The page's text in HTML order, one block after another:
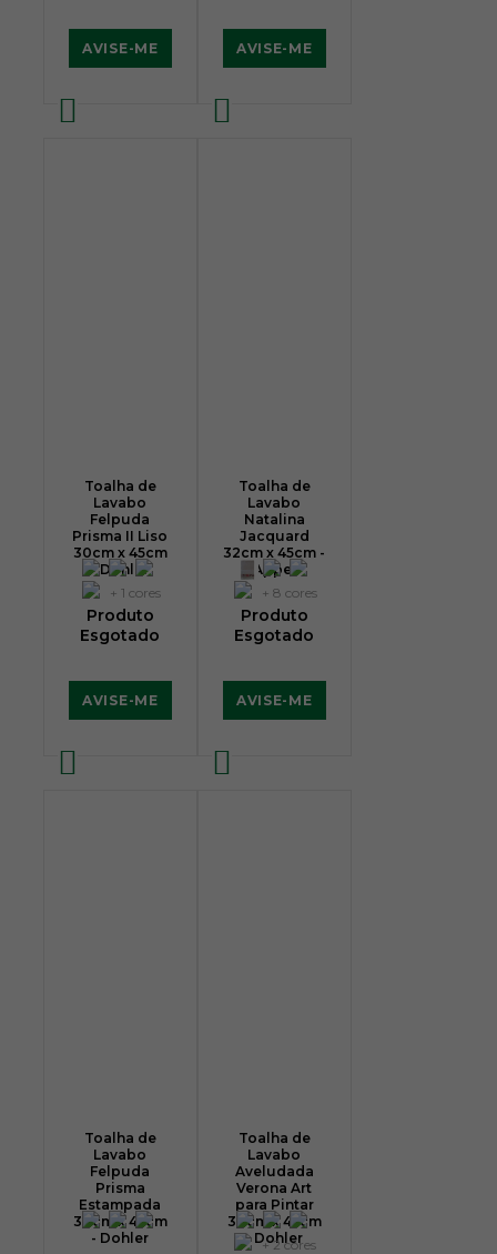
AVISE-ME AVISE-ME
Toalha de
Lavabo
Felpuda
Prisma II Liso
30cm x 45cm
- Dohler
+ 1 cores
Produto
Esgotado
AVISE-ME
Toalha de
Lavabo
Natalina
Jacquard
32cm x 45cm -
Appel
+ 8 cores
Produto
Esgotado
AVISE-ME
Toalha de
Lavabo
Felpuda
Prisma
Estampada
30cm x 45cm
- Dohler
Toalha de
Lavabo
Aveludada
Verona Art
para Pintar
30cm x 45cm
- Dohler
+ 2 cores